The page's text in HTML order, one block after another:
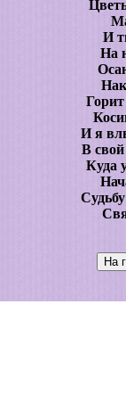
И
На
И я
В
Куда